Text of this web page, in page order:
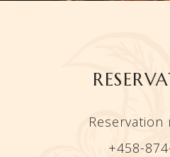
Reservation
+458-